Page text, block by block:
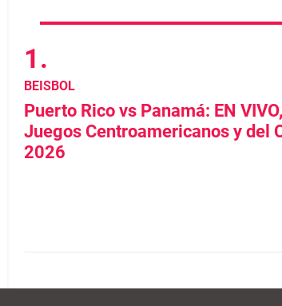
BEISBOL
Puerto Rico vs Panamá: EN
Juegos Centroamericanos y del
2026